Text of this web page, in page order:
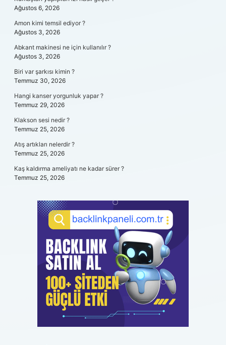
Ağustos 6, 2026
Amon kimi temsil ediyor ?
Ağustos 3, 2026
Abkant makinesi ne için kullanılır ?
Ağustos 3, 2026
Biri var şarkısı kimin ?
Temmuz 30, 2026
Hangi kanser yorgunluk yapar ?
Temmuz 29, 2026
Klakson sesi nedir ?
Temmuz 25, 2026
Atış artıkları nelerdir ?
Temmuz 25, 2026
Kaş kaldırma ameliyatı ne kadar sürer ?
Temmuz 25, 2026